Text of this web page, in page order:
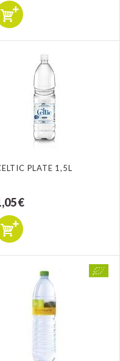
PLATE 1,5L
€